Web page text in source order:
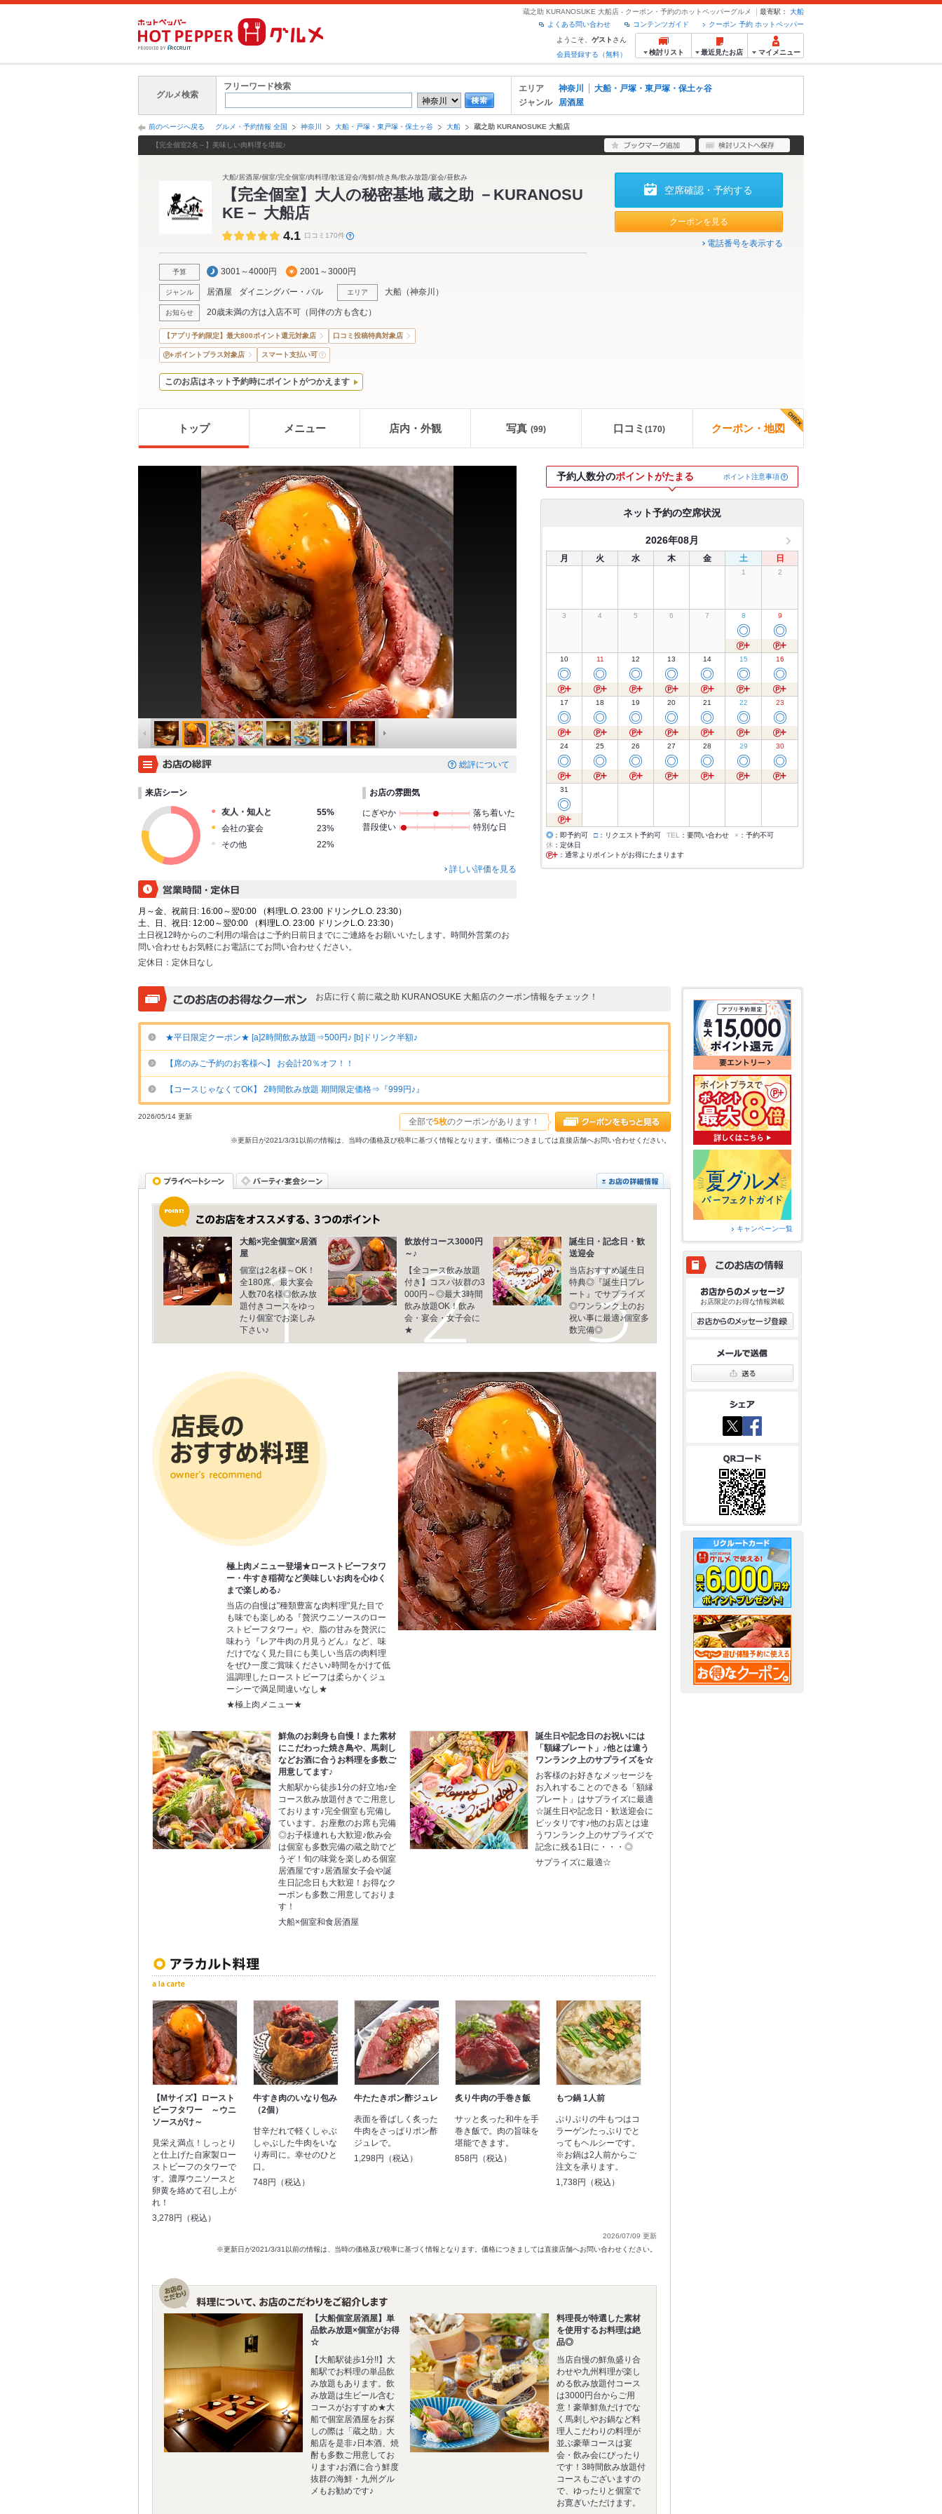
蔵之助 KURANOSUKE 大船店 - クーポン・予約のホットペッパーグルメ 最寄駅：
大船
クーポン 予約 ホットペッパー
コンテンツガイド
よくある問い合わせ
ようこそ、 ゲスト さん
会員登録する（無料）
検討リスト 最近見たお店 マイメニュー
グルメ検索
フリーワード検索 エリア 神奈川
大船・戸塚・東戸塚・保土ヶ谷
ジャンル
居酒屋
前のページへ戻る グルメ・予約情報 全国 神奈川 大船・戸塚・東戸塚・保土ヶ谷 大船 蔵之助 KURANOSUKE 大船店
【完全個室2名～】美味しい肉料理を堪能♪
大船/居酒屋/個室/完全個室/肉料理/歓送迎会/海鮮/焼き鳥/飲み放題/宴会/昼飲み
【完全個室】大人の秘密基地 蔵之助 －KURANOSU
KE－ 大船店
4.1 口コミ170件
予算 3001～4000円 2001～3000円
ジャンル 居酒屋 ダイニングバー・バル エリア 大船 （神奈川 ）
お知らせ 20歳未満の方は入店不可（同伴の方も含む）
空席確認・予約する
クーポンを見る
電話番号を表示する
【アプリ予約限定】最大800ポイント還元対象店 口コミ投稿特典対象店
ポイントプラス対象店 スマート支払い可
このお店はネット予約時にポイントがつかえます
トップ メニュー 店内・外観 写真 (99) 口コミ (170) クーポン・地図
総評について
来店シーン
友人・知人と
55%
会社の宴会
23%
その他
22%
お店の雰囲気
にぎやか
落ち着いた
普段使い
特別な日
詳しい評価を見る
月～金、祝前日: 16:00～翌0:00 （料理L.O. 23:00 ドリンクL.O. 23:30）
土、日、祝日: 12:00～翌0:00 （料理L.O. 23:00 ドリンクL.O. 23:30）
土日祝12時からのご利用の場合はご予約日前日までにご連絡をお願いいたします。時間外営業のお
問い合わせもお気軽にお電話にてお問い合わせください。
定休日： 定休日なし
予約人数分のポイントがたまる ポイント注意事項
ネット予約の空席状況
2026年08月
月 火 水 木 金 土 日
1 2
3 4 5 6 7 8
◎
9
◎
10
◎
11
◎
12
◎
13
◎
14
◎
15
◎
16
◎
17
◎
18
◎
19
◎
20
◎
21
◎
22
◎
23
◎
24
◎
25
◎
26
◎
27
◎
28
◎
29
◎
30
◎
31
◎
◎ ：即予約可 □ ：リクエスト予約可 TEL ：要問い合わせ × ：予約不可
休 ：定休日
：通常よりポイントがお得にたまります
お店に行く前に蔵之助 KURANOSUKE 大船店のクーポン情報をチェック！
★平日限定クーポン★ [a]2時間飲み放題⇒500円♪ [b]ドリンク半額♪
【席のみご予約のお客様へ】 お会計20％オフ！！
【コースじゃなくてOK】 2時間飲み放題 期間限定価格⇒『999円♪』
全部で5枚のクーポンがあります！
2026/05/14 更新
※更新日が2021/3/31以前の情報は、当時の価格及び税率に基づく情報となります。価格につきましては直接店舗へお問い合わせください。
大船×完全個室×居酒
屋
個室は2名様～OK！
全180席、最大宴会
人数70名様◎飲み放
題付きコースをゆっ
たり個室でお楽しみ
下さい♪
飲放付コース3000円
～♪
【全コース飲み放題
付き】コスパ抜群の3
000円～◎最大3時間
飲み放題OK！飲み
会・宴会・女子会に
★
誕生日・記念日・歓
送迎会
当店おすすめ誕生日
特典◎『誕生日プレ
ート』でサプライズ
◎ワンランク上のお
祝い事に最適♪個室多
数完備◎
極上肉メニュー登場★ローストビーフタワ
ー・牛すき稲荷など美味しいお肉を心ゆく
まで楽しめる♪
当店の自慢は"種類豊富な肉料理"見た目で
も味でも楽しめる『贅沢ウニソースのロー
ストビーフタワー』や、脂の甘みを贅沢に
味わう『レア牛肉の月見うどん』など、味
だけでなく見た目にも美しい当店の肉料理
をぜひ一度ご賞味ください♪時間をかけて低
温調理したローストビーフは柔らかくジュ
ーシーで満足間違いなし★
★極上肉メニュー★
鮮魚のお刺身も自慢！また素材
にこだわった焼き鳥や、馬刺し
などお酒に合うお料理を多数ご
用意してます♪
大船駅から徒歩1分の好立地♪全
コース飲み放題付きでご用意し
ております♪完全個室も完備し
ています。お座敷のお席も完備
◎お子様連れも大歓迎♪飲み会
は個室も多数完備の蔵之助でど
うぞ！旬の味覚を楽しめる個室
居酒屋です♪居酒屋女子会や誕
生日記念日も大歓迎！お得なク
ーポンも多数ご用意しておりま
す！
大船×個室和食居酒屋
誕生日や記念日のお祝いには
「額縁プレート」♪他とは違う
ワンランク上のサプライズを☆
お客様のお好きなメッセージを
お入れすることのできる「額縁
プレート」はサプライズに最適
☆誕生日や記念日・歓送迎会に
ピッタリです♪他のお店とは違
うワンランク上のサプライズで
記念に残る1日に・・・◎
サプライズに最適☆
【Mサイズ】ロースト
ビーフタワー ～ウニ
ソースがけ～
見栄え満点！しっとり
と仕上げた自家製ロー
ストビーフのタワーで
す。濃厚ウニソースと
卵黄を絡めて召し上が
れ！
3,278円（税込）
牛すき肉のいなり包み
（2個）
甘辛だれで軽くしゃぶ
しゃぶした牛肉をいな
り寿司に。幸せのひと
口。
748円（税込）
牛たたきポン酢ジュレ
表面を香ばしく炙った
牛肉をさっぱりポン酢
ジュレで。
1,298円（税込）
炙り牛肉の手巻き飯
サッと炙った和牛を手
巻き飯で。肉の旨味を
堪能できます。
858円（税込）
もつ鍋 1人前
ぷりぷりの牛もつはコ
ラーゲンたっぷりでと
ってもヘルシーです。
※お鍋は2人前からご
注文を承ります。
1,738円（税込）
2026/07/09 更新
※更新日が2021/3/31以前の情報は、当時の価格及び税率に基づく情報となります。価格につきましては直接店舗へお問い合わせください。
【大船個室居酒屋】単
品飲み放題×個室がお得
☆
【大船駅徒歩1分!!】大
船駅でお料理の単品飲
み放題もあります。飲
み放題は生ビール含む
コースがおすすめ★大
船で個室居酒屋をお探
しの際は「蔵之助」大
船店を是非♪日本酒、焼
酎も多数ご用意してお
ります♪お酒に合う鮮度
抜群の海鮮・九州グル
メもお勧めです♪
料理長が特選した素材
を使用するお料理は絶
品◎
当店自慢の鮮魚盛り合
わせや九州料理が楽し
める飲み放題付コース
は3000円台からご用
意！豪華鮮魚だけでな
く馬刺しやお鍋など料
理人こだわりの料理が
並ぶ豪華コースは宴
会・飲み会にぴったり
です！3時間飲み放題付
コースもございますの
で、ゆったりと個室で
お寛ぎいただけます。
キャンペーン一覧
お店限定のお得な情報満載